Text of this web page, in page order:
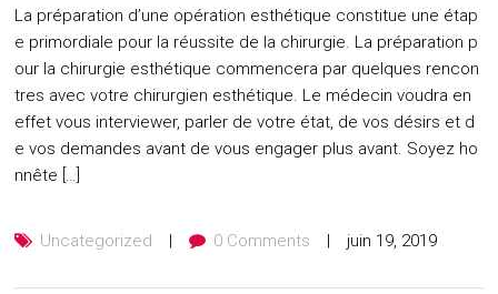
La préparation d’une opération esthétique constitue une étap
e primordiale pour la réussite de la chirurgie. La préparation p
our la chirurgie esthétique commencera par quelques rencon
tres avec votre chirurgien esthétique. Le médecin voudra en
effet vous interviewer, parler de votre état, de vos désirs et d
e vos demandes avant de vous engager plus avant. Soyez ho
nnête […]
Uncategorized 0 Comments juin 19, 2019